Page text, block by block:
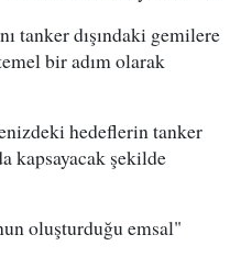
tanker dışındaki gemilere
bir adım olarak
hedeflerin tanker
kapsayacak şekilde
oluşturduğu emsal"